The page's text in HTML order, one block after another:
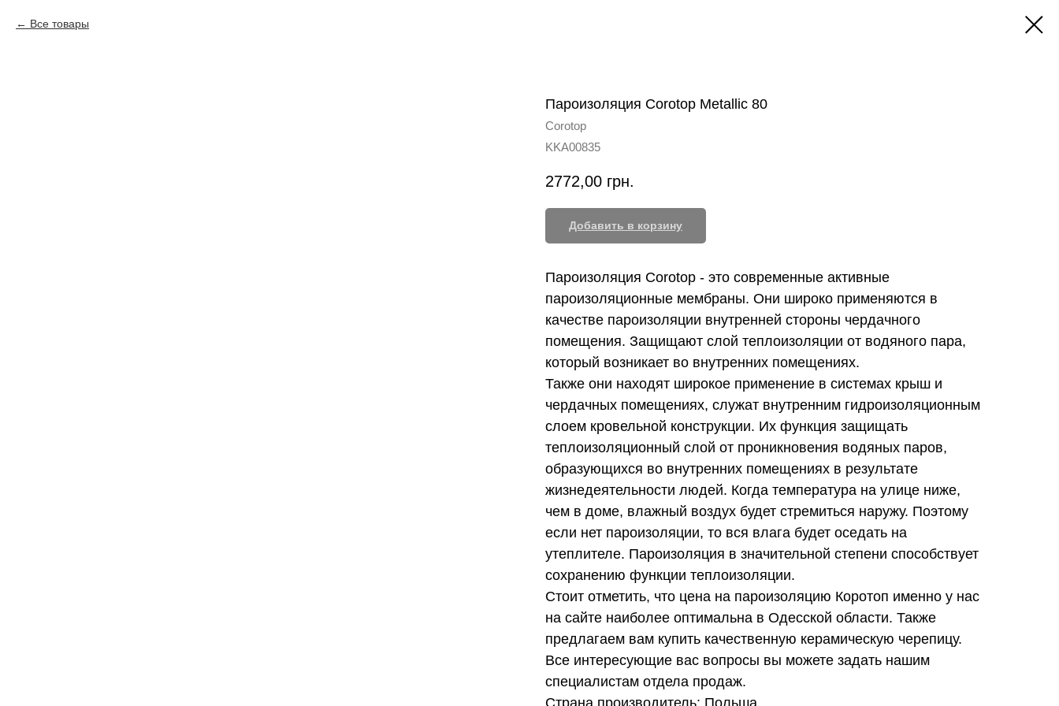
Все товары
Пароизоляция Corotop Metallic 80
Corotop
KKA00835
2772,00 грн.
Добавить в корзину
Пароизоляция Corotop - это современные активные
пароизоляционные мембраны. Они широко применяются в
качестве пароизоляции внутренней стороны чердачного
помещения. Защищают слой теплоизоляции от водяного пара,
который возникает во внутренних помещениях.
Также они находят широкое применение в системах крыш и
чердачных помещениях, служат внутренним гидроизоляционным
слоем кровельной конструкции. Их функция защищать
теплоизоляционный слой от проникновения водяных паров,
образующихся во внутренних помещениях в результате
жизнедеятельности людей. Когда температура на улице ниже,
чем в доме, влажный воздух будет стремиться наружу. Поэтому
если нет пароизоляции, то вся влага будет оседать на
утеплителе. Пароизоляция в значительной степени способствует
сохранению функции теплоизоляции.
Стоит отметить, что цена на пароизоляцию Коротоп именно у нас
на сайте наиболее оптимальна в Одесской области. Также
предлагаем вам купить качественную керамическую черепицу.
Все интересующие вас вопросы вы можете задать нашим
специалистам отдела продаж.